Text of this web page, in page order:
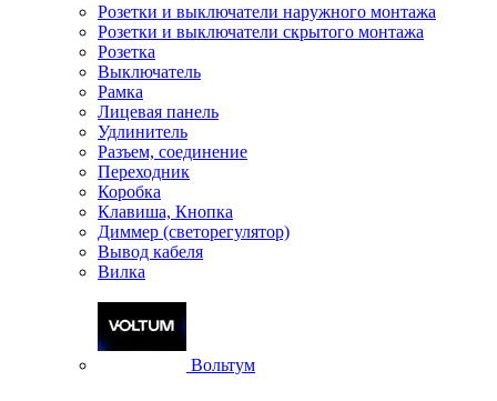
Розетки и выключатели наружного монтажа
Розетки и выключатели скрытого монтажа
Розетка
Выключатель
Рамка
Лицевая панель
Удлинитель
Разъем, соединение
Переходник
Коробка
Клавиша, Кнопка
Диммер (светорегулятор)
Вывод кабеля
Вилка
Вольтум